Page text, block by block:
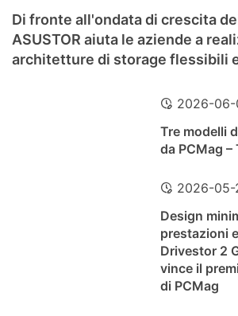
Di fronte all'ondata di crescita
ASUSTOR aiuta le aziende a
architetture di storage flessibili
2026-06-
Tre modelli
da PCMag
2026-05-
Design
prestazioni
Drivestor 2
vince il
di PCMag